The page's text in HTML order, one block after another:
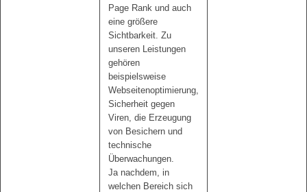
Page Rank und auch
eine größere
Sichtbarkeit. Zu
unseren Leistungen
gehören
beispielsweise
Webseitenoptimierung,
Sicherheit gegen
Viren, die Erzeugung
von Besichern und
technische
Überwachungen.
Ja nachdem, in
welchen Bereich sich